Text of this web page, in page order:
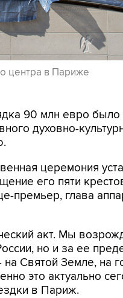
центра в Париже
90 млн евро
духовно-
церемония
его пяти
премьер, глава
акт. Мы
но и за ее
Святой Земле, на
это актуально
в Париж.